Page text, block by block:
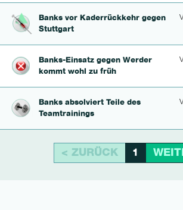
Banks vor Ka­derrückkehr gegen
Stuttgart
Banks-Ein­satz gegen Werder
kommt wohl zu früh
Banks absolviert Teile des
Teamtrai­nings
< ZURÜCK 1